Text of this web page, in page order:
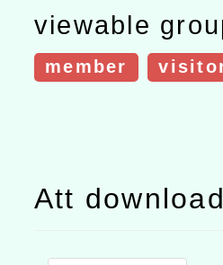
viewable
member
Att download